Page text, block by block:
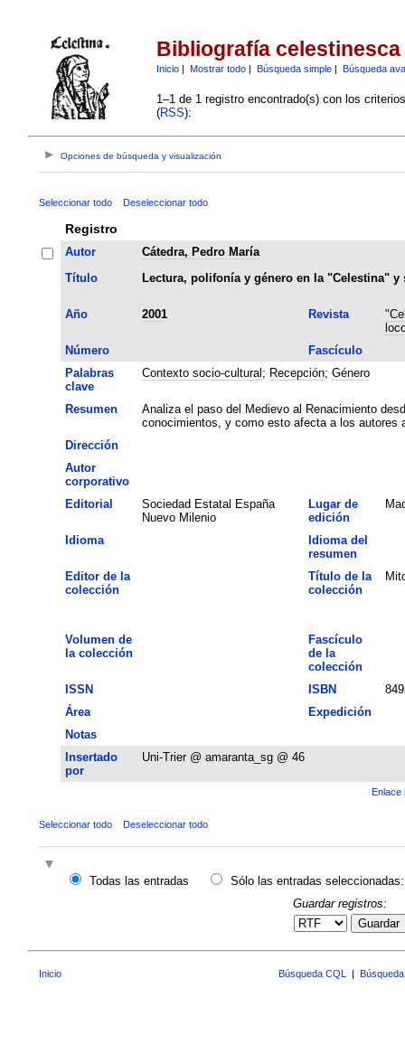
Bibliografía celestinesca
Inicio| Mostrar todo| Búsqueda simple| Búsqueda
1–1 de 1 registro encontrado(s) con los
(RSS):
Opciones de búsqueda y visualización
Seleccionar todo Deseleccionar todo
Registro
Autor
Cátedra, Pedro María
Título
Lectura, polifonía y género en la "Celestina" y
Año 2001 Revista
Número
Fascículo
Palabras
clave
Contexto socio-cultural ; Recepción; Género
Resumen
Analiza el paso del Medievo al Renacimiento
conocimientos, y como esto afecta a los autores
Dirección
Autor
corporativo
Editorial
Sociedad Estatal España
Nuevo Milenio
Lugar de
edición
Idioma
Idioma del
resumen
Editor de la
colección
Título de la
colección
Volumen de
la colección
Fascículo
de la
colección
ISSN
ISBN
Área
Expedición
Notas
Insertado
por
Uni-Trier @ amaranta_sg @ 46
Enlace
Seleccionar todo Deseleccionar todo
Todas las entradas
Sólo las entradas seleccionadas:
Guardar registros:
Guardar
Inicio Búsqueda CQL